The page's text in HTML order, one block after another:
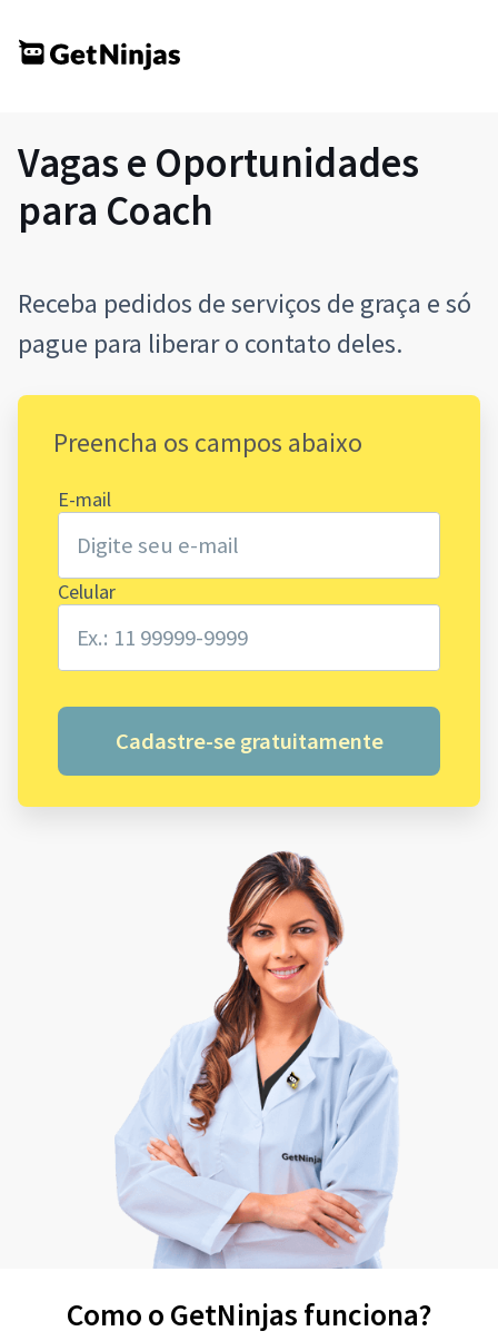
Vagas e Oportunidades
para Coach
Receba pedidos de serviços de graça e só
pague para liberar o contato deles.
Preencha os campos abaixo
E-mail
Celular
Cadastre-se gratuitamente
Como o GetNinjas funciona?